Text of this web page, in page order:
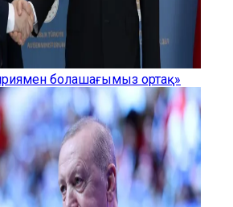
болашағымыз ортақ»